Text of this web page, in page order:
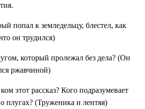
попал к земледельцу, блестел, как
он трудился)
который пролежал без дела? (Он
ржавчиной)
этот рассказ? Кого подразумевает
плугах? (Труженика и лентяя)